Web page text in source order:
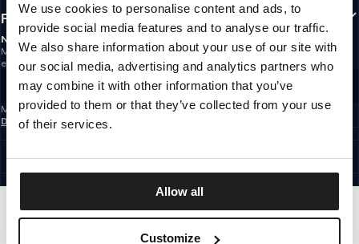
We use cookies to personalise content and ads, to
provide social media features and to analyse our traffic.
We also share information about your use of our site with
our social media, advertising and analytics partners who
may combine it with other information that you’ve
provided to them or that they’ve collected from your use
of their services.
Allow all
Customize
FOLLOW US
NEWSLETTER
Möchtest du Informationen über die neuesten Aktionen und Neuigkeiten
erhalten?
Email address
REGISTRIEREN SIE SICH
Mit der Anmeldung zum Newsletter bestätigst du, dass du die
Datenschutzerklärung
SITE CREDITS